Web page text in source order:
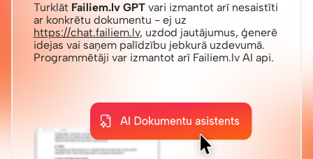
Turklāt Failiem.lv GPTvari izmantot arī nesaistīti
ar konkrētu dokumentu - ej uz
https://chat.failiem.lv, uzdod jautājumus, ģenerē
idejas vai saņem palīdzību jebkurā uzdevumā.
Programmētāji var izmantot arī Failiem.lv AI api.